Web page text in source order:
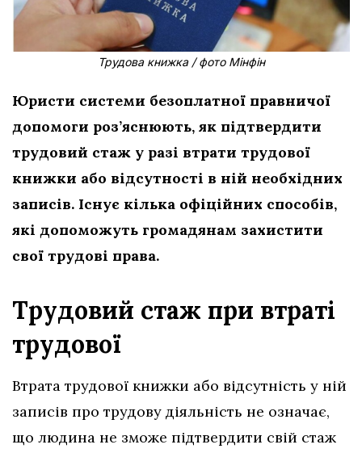
Трудова книжка / фото Мінфін
Юристи системи безоплатної правничої
допомоги роз’яснюють, як підтвердити
трудовий стаж у разі втрати трудової
книжки або відсутності в ній необхідних
записів. Існує кілька офіційних способів,
які допоможуть громадянам захистити
свої трудові права.
Трудовий стаж при втраті
трудової
Втрата трудової книжки або відсутність у ній
записів про трудову діяльність не означає,
що людина не зможе підтвердити свій стаж